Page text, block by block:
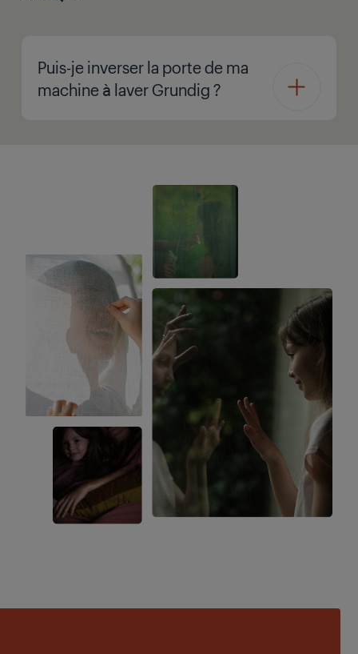
Puis-je inverser la porte de ma
machine à laver Grundig ?